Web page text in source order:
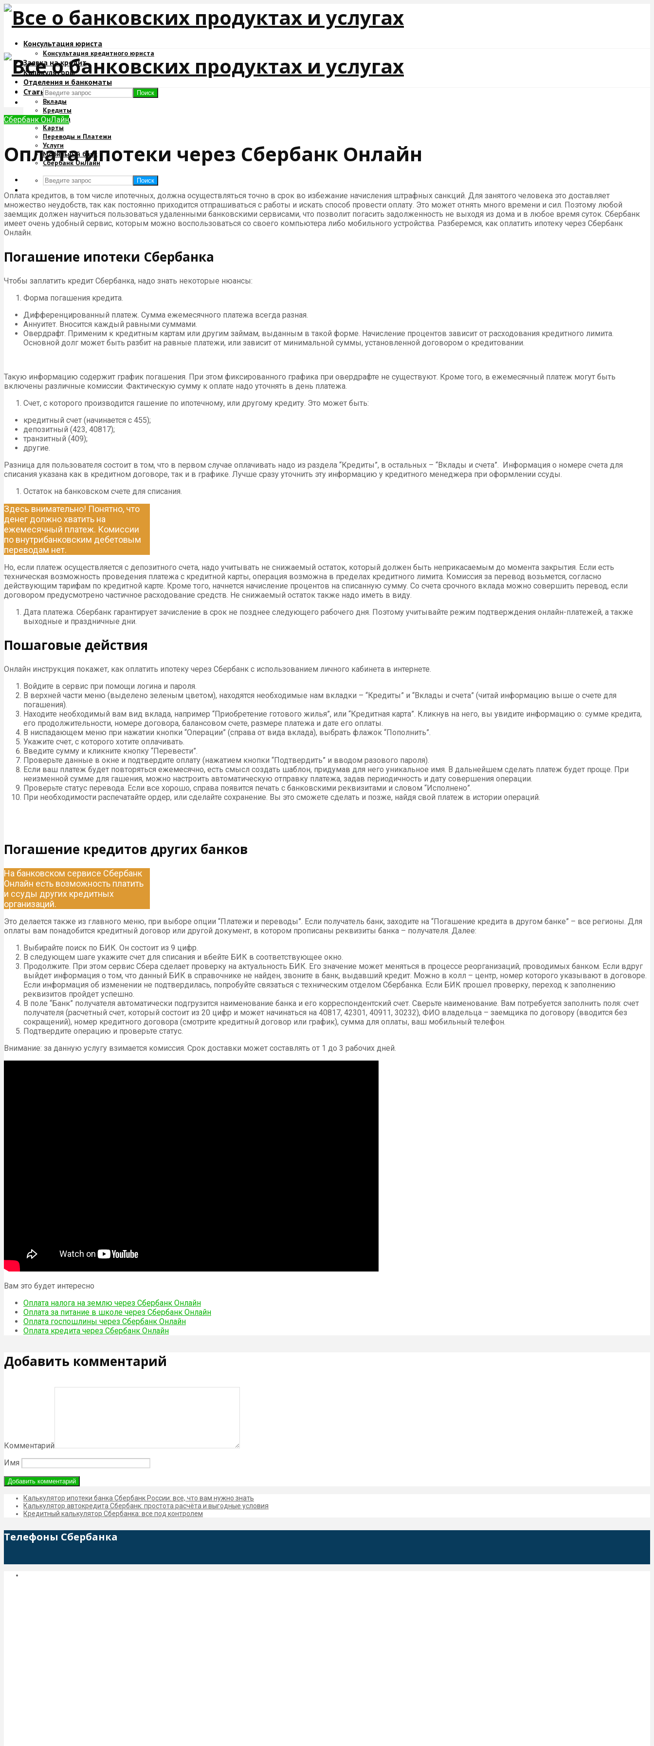
Консультация юриста
Консультация кредитного юриста
Заявка на кредит
Калькуляторы
Отделения и банкоматы
Статьи
Вклады
Кредиты
Ипотека
Карты
Переводы и Платежи
Услуги
Мобильный банк
Сбербанк ОнЛайн
Поиск
Поиск
Сбербанк ОнЛайн
Оплата ипотеки через Сбербанк Онлайн
Оплата кредитов, в том числе ипотечных, должна осуществляться точно в срок во избежание начисления штрафных санкций. Для занятого человека это доставляет
множество неудобств, так как постоянно приходится отпрашиваться с работы и искать способ провести оплату. Это может отнять много времени и сил. Поэтому любой
заемщик должен научиться пользоваться удаленными банковскими сервисами, что позволит погасить задолженность не выходя из дома и в любое время суток. Сбербанк
имеет очень удобный сервис, которым можно воспользоваться со своего компьютера либо мобильного устройства. Разберемся, как оплатить ипотеку через Сбербанк
Онлайн.
Погашение ипотеки Сбербанка
Чтобы заплатить кредит Сбербанка, надо знать некоторые нюансы:
Форма погашения кредита.
Дифференцированный платеж. Сумма ежемесячного платежа всегда разная.
Аннуитет. Вносится каждый равными суммами.
Овердрафт. Применим к кредитным картам или другим займам, выданным в такой форме. Начисление процентов зависит от расходования кредитного лимита.
Основной долг может быть разбит на равные платежи, или зависит от минимальной суммы, установленной договором о кредитовании.
Такую информацию содержит график погашения. При этом фиксированного графика при овердрафте не существуют. Кроме того, в ежемесячный платеж могут быть
включены различные комиссии. Фактическую сумму к оплате надо уточнять в день платежа.
Счет, с которого производится гашение по ипотечному, или другому кредиту. Это может быть:
кредитный счет (начинается с 455);
депозитный (423, 40817);
транзитный (409);
другие.
Разница для пользователя состоит в том, что в первом случае оплачивать надо из раздела “Кредиты”, в остальных – “Вклады и счета”. Информация о номере счета для
списания указана как в кредитном договоре, так и в графике. Лучше сразу уточнить эту информацию у кредитного менеджера при оформлении ссуды.
Остаток на банковском счете для списания.
Здесь внимательно! Понятно, что
денег должно хватить на
ежемесячный платеж. Комиссии
по внутрибанковским дебетовым
переводам нет.
Но, если платеж осуществляется с депозитного счета, надо учитывать не снижаемый остаток, который должен быть неприкасаемым до момента закрытия. Если есть
техническая возможность проведения платежа с кредитной карты, операция возможна в пределах кредитного лимита. Комиссия за перевод возьмется, согласно
действующим тарифам по кредитной карте. Кроме того, начнется начисление процентов на списанную сумму. Со счета срочного вклада можно совершить перевод, если
договором предусмотрено частичное расходование средств. Не снижаемый остаток также надо иметь в виду.
Дата платежа. Сбербанк гарантирует зачисление в срок не позднее следующего рабочего дня. Поэтому учитывайте режим подтверждения онлайн-платежей, а также
выходные и праздничные дни.
Пошаговые действия
Онлайн инструкция покажет, как оплатить ипотеку через Сбербанк с использованием личного кабинета в интернете.
Войдите в сервис при помощи логина и пароля.
В верхней части меню (выделено зеленым цветом), находятся необходимые нам вкладки – “Кредиты” и “Вклады и счета” (читай информацию выше о счете для
погашения).
Находите необходимый вам вид вклада, например “Приобретение готового жилья”, или “Кредитная карта”. Кликнув на него, вы увидите информацию о: сумме кредита,
его продолжительности, номере договора, балансовом счете, размере платежа и дате его оплаты.
В ниспадающем меню при нажатии кнопки “Операции” (справа от вида вклада), выбрать флажок “Пополнить”.
Укажите счет, с которого хотите оплачивать.
Введите сумму и кликните кнопку “Перевести”.
Проверьте данные в окне и подтвердите оплату (нажатием кнопки “Подтвердить” и вводом разового пароля).
Если ваш платеж будет повторяться ежемесячно, есть смысл создать шаблон, придумав для него уникальное имя. В дальнейшем сделать платеж будет проще. При
неизменной сумме для гашения, можно настроить автоматическую отправку платежа, задав периодичность и дату совершения операции.
Проверьте статус перевода. Если все хорошо, справа появится печать с банковскими реквизитами и словом “Исполнено”.
При необходимости распечатайте ордер, или сделайте сохранение. Вы это сможете сделать и позже, найдя свой платеж в истории операций.
Погашение кредитов других банков
На банковском сервисе Сбербанк
Онлайн есть возможность платить
и ссуды других кредитных
организаций.
Это делается также из главного меню, при выборе опции “Платежи и переводы”. Если получатель банк, заходите на “Погашение кредита в другом банке” – все регионы. Для
оплаты вам понадобится кредитный договор или другой документ, в котором прописаны реквизиты банка – получателя. Далее:
Выбирайте поиск по БИК. Он состоит из 9 цифр.
В следующем шаге укажите счет для списания и вбейте БИК в соответствующее окно.
Продолжите. При этом сервис Сбера сделает проверку на актуальность БИК. Его значение может меняться в процессе реорганизаций, проводимых банком. Если вдруг
выйдет информация о том, что данный БИК в справочнике не найден, звоните в банк, выдавший кредит. Можно в колл – центр, номер которого указывают в договоре.
Если информация об изменении не подтвердилась, попробуйте связаться с техническим отделом Сбербанка. Если БИК прошел проверку, переход к заполнению
реквизитов пройдет успешно.
В поле “Банк” получателя автоматически подгрузится наименование банка и его корреспондентский счет. Сверьте наименование. Вам потребуется заполнить поля: счет
получателя (расчетный счет, который состоит из 20 цифр и может начинаться на 40817, 42301, 40911, 30232), ФИО владельца – заемщика по договору (вводится без
сокращений), номер кредитного договора (смотрите кредитный договор или график), сумма для оплаты, ваш мобильный телефон.
Подтвердите операцию и проверьте статус.
Внимание: за данную услугу взимается комиссия. Срок доставки может составлять от 1 до 3 рабочих дней.
Вам это будет интересно
Оплата налога на землю через Сбербанк Онлайн
Оплата за питание в школе через Сбербанк Онлайн
Оплата госпошлины через Сбербанк Онлайн
Оплата кредита через Сбербанк Онлайн
Добавить комментарий
Комментарий
Имя
Калькулятор ипотеки банка Сбербанк России: все, что вам нужно знать
Калькулятор автокредита Сбербанк: простота расчёта и выгодные условия
Кредитный калькулятор Сбербанка: все под контролем
Телефоны Сбербанка